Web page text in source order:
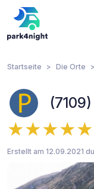
Startseite Die Orte
Erstellt am 12.09.2021